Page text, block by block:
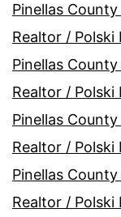
Pinellas
Realtor / Polski
Pinellas
Realtor / Polski
Pinellas
Realtor / Polski
Pinellas County
Realtor / Polski